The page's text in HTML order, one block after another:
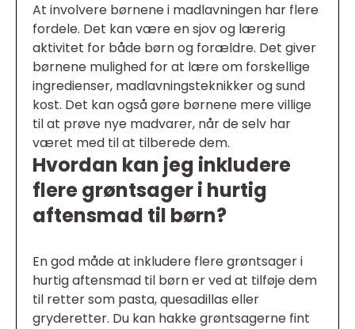
At involvere børnene i madlavningen har flere
fordele. Det kan være en sjov og lærerig
aktivitet for både børn og forældre. Det giver
børnene mulighed for at lære om forskellige
ingredienser, madlavningsteknikker og sund
kost. Det kan også gøre børnene mere villige
til at prøve nye madvarer, når de selv har
været med til at tilberede dem.
Hvordan kan jeg inkludere
flere grøntsager i hurtig
aftensmad til børn?
En god måde at inkludere flere grøntsager i
hurtig aftensmad til børn er ved at tilføje dem
til retter som pasta, quesadillas eller
gryderetter. Du kan hakke grøntsagerne fint